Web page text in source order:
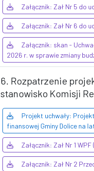
Załącznik: Zał Nr 5 do
Załącznik: Zał Nr 6 do
Załącznik: skan -
2026 r. w sprawie zmiany
6. Rozpatrzenie
stanowisko Komisji
Projekt uchwały:
finansowej Gminy Dolice na
Załącznik: Zał Nr 1 WPF
Załącznik: Zał Nr 2